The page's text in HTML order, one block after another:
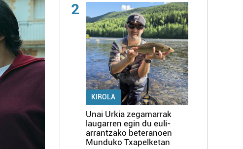
2
KIROLA
Unai Urkia zegamarrak
laugarren egin du euli-
arrantzako beteranoen
Munduko Txapelketan